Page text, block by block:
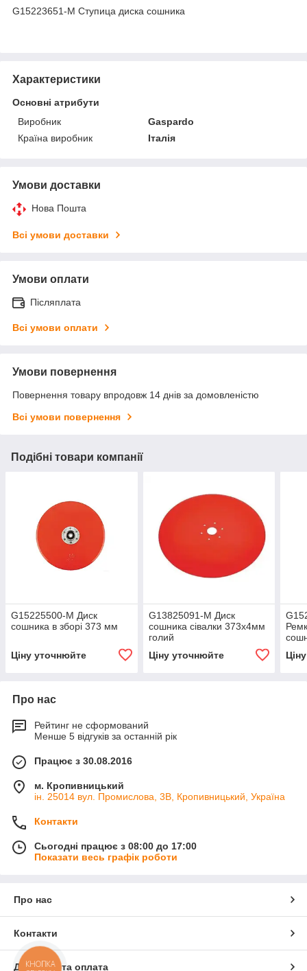
G15223651-M Cтупица диска сошника
Характеристики
Основні атрибути
Виробник
Gaspardo
Країна виробник
Італія
Умови доставки
Нова Пошта
Всі умови доставки
Умови оплати
Післяплата
Всі умови оплати
Умови повернення
Повернення товару впродовж 14 днів за домовленістю
Всі умови повернення
Подібні товари компанії
G15225500-M Диск
сошника в зборі 373 мм
Ціну уточнюйте
G13825091-M Диск
сошника сівалки 373х4мм
голий
Ціну уточнюйте
Про нас
Рейтинг не сформований
Менше 5 відгуків за останній рік
Працює з 30.08.2016
м. Кропивницький
ін. 25014 вул. Промислова, 3В, Кропивницький, Україна
Контакти
Сьогодні працює з 08:00 до 17:00
Показати весь графік роботи
Про нас
Контакти
Доставка та оплата
КНОПКА